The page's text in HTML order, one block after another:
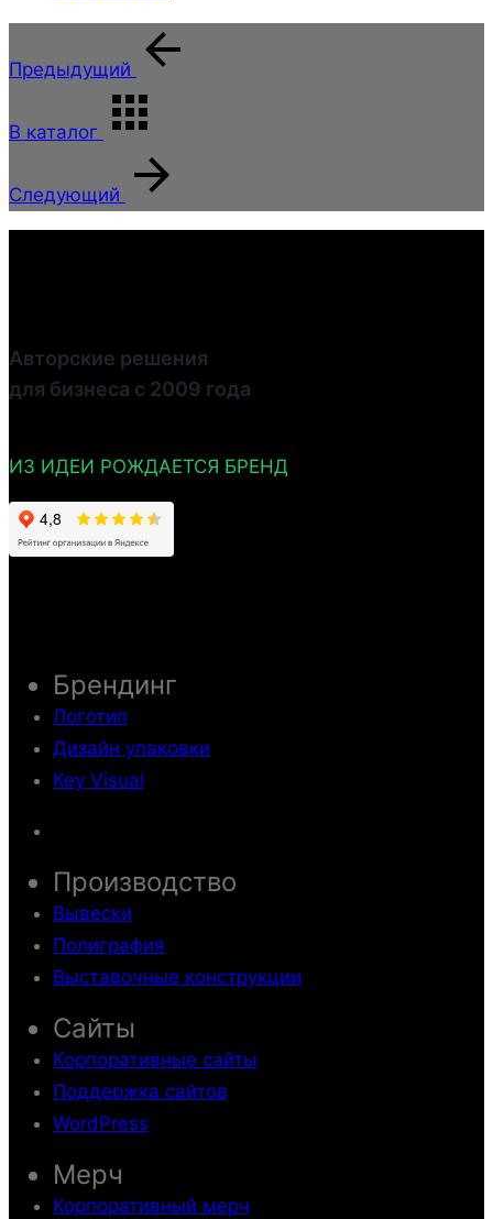
Предыдущий
В каталог
Следующий
Авторские решения
для бизнеса с 2009 года
ИЗ ИДЕИ РОЖДАЕТСЯ БРЕНД
Брендинг
Логотип
Дизайн упаковки
Key Visual
Производство
Вывески
Полиграфия
Выставочные конструкции
Сайты
Корпоративные сайты
Поддержка сайтов
WordPress
Мерч
Корпоративный мерч